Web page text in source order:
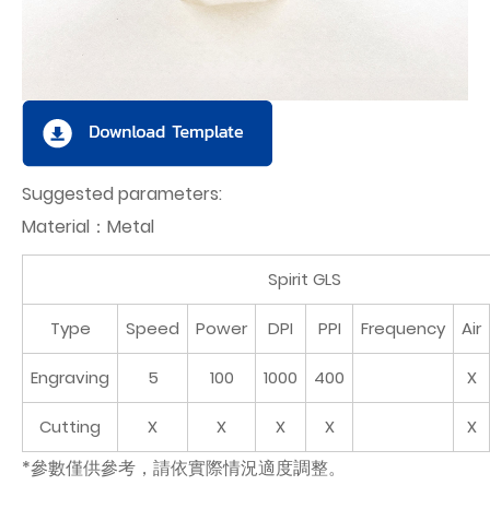
Suggested parameters:
Material：Metal
Spirit GLS
Type Speed Power DPI PPI Frequency Air
Engraving 5 100 1000 400 X
Cutting X X X X X
*參數僅供參考，請依實際情況適度調整。